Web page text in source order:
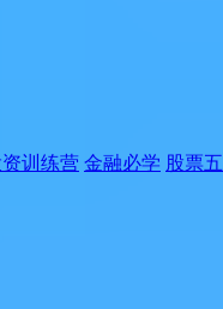
训练营 金融必学 股票